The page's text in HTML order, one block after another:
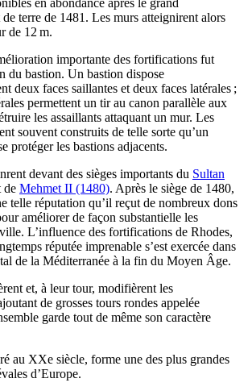
terre de 1481. Les murs atteignirent alors
de 12 m.
importante des fortifications fut
du bastion. Un bastion dispose
deux faces saillantes et deux faces latérales ;
permettent un tir au canon parallèle aux
les assaillants attaquant un mur. Les
souvent construits de telle sorte qu’un
protéger les bastions adjacents.
devant des sièges importants du Sultan
de Mehmet II (1480). Après le siège de 1480,
telle réputation qu’il reçut de nombreux dons
améliorer de façon substantielle les
L’influence des fortifications de Rhodes,
réputée imprenable s’est exercée dans
de la Méditerranée à la fin du Moyen Âge.
et, à leur tour, modifièrent les
de grosses tours rondes appelée
garde tout de même son caractère
au XXe siècle, forme une des plus grandes
d’Europe.